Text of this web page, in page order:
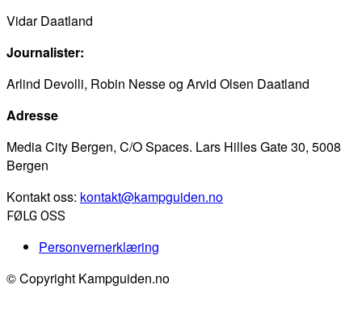
Vidar Daatland
Journalister:
Arlind Devolli, Robin Nesse og Arvid Olsen Daatland
Adresse
Media City Bergen, C/O Spaces. Lars Hilles Gate 30, 5008
Bergen
Kontakt oss: kontakt@kampguiden.no
FØLG OSS
Personvernerklæring
© Copyright Kampguiden.no